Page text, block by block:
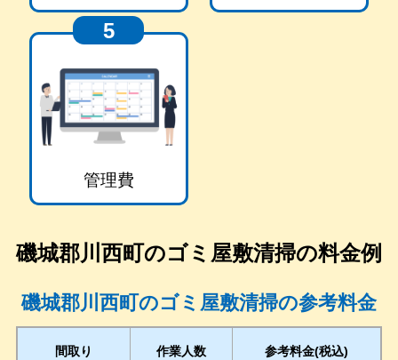
5
管理費
磯城郡川西町のゴミ屋敷清掃の料金例
磯城郡川西町のゴミ屋敷清掃の参考料金
間取り 作業人数 参考料金(税込)